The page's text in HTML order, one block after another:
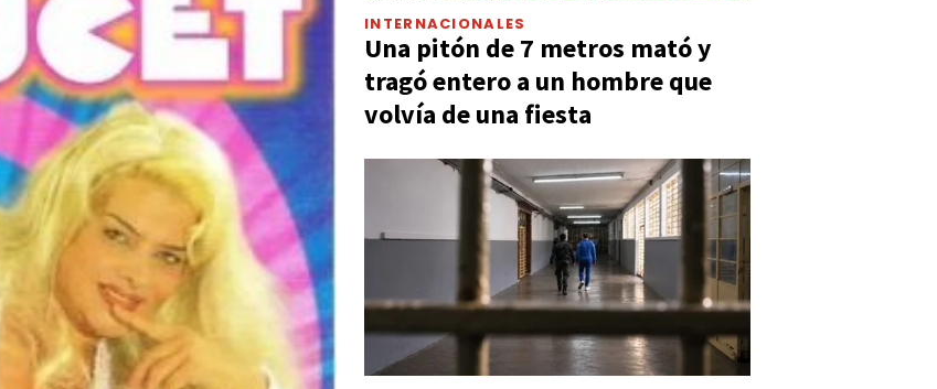
INTERNACIONALES
Una pitón de 7 metros mató y
tragó entero a un hombre que
volvía de una fiesta